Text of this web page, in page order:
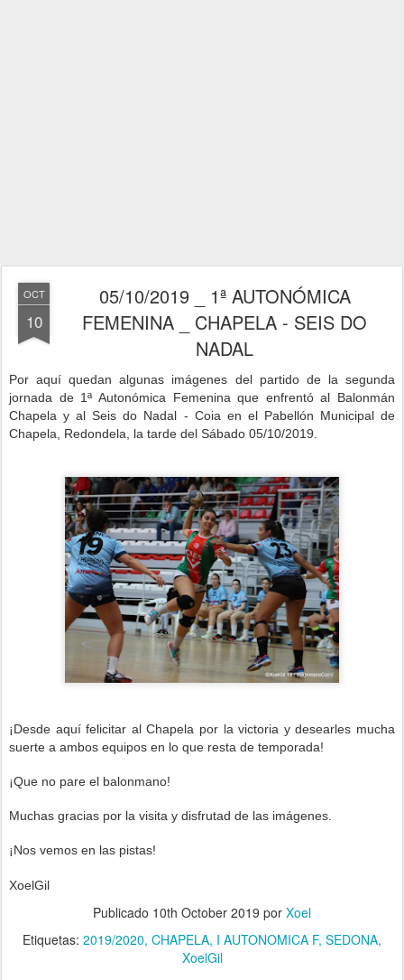
OCT
10
05/10/2019 _ 1ª AUTONÓMICA
FEMENINA _ CHAPELA - SEIS DO
NADAL
Por aquí quedan algunas imágenes del partido de la segunda
jornada de 1ª Autonómica Femenina que enfrentó al Balonmán
Chapela y al Seis do Nadal - Coia en el Pabellón Municipal de
Chapela, Redondela, la tarde del Sábado 05/10/2019.
¡Desde aquí felicitar al Chapela por la victoria y desearles mucha
suerte a ambos equipos en lo que resta de temporada!
¡Que no pare el balonmano!
Muchas gracias por la visita y disfrutad de las imágenes.
¡Nos vemos en las pistas!
XoelGil
Publicado 10th October 2019 por Xoel
Etiquetas: 2019/2020 CHAPELA I AUTONOMICA F SEDONA
XoelGil